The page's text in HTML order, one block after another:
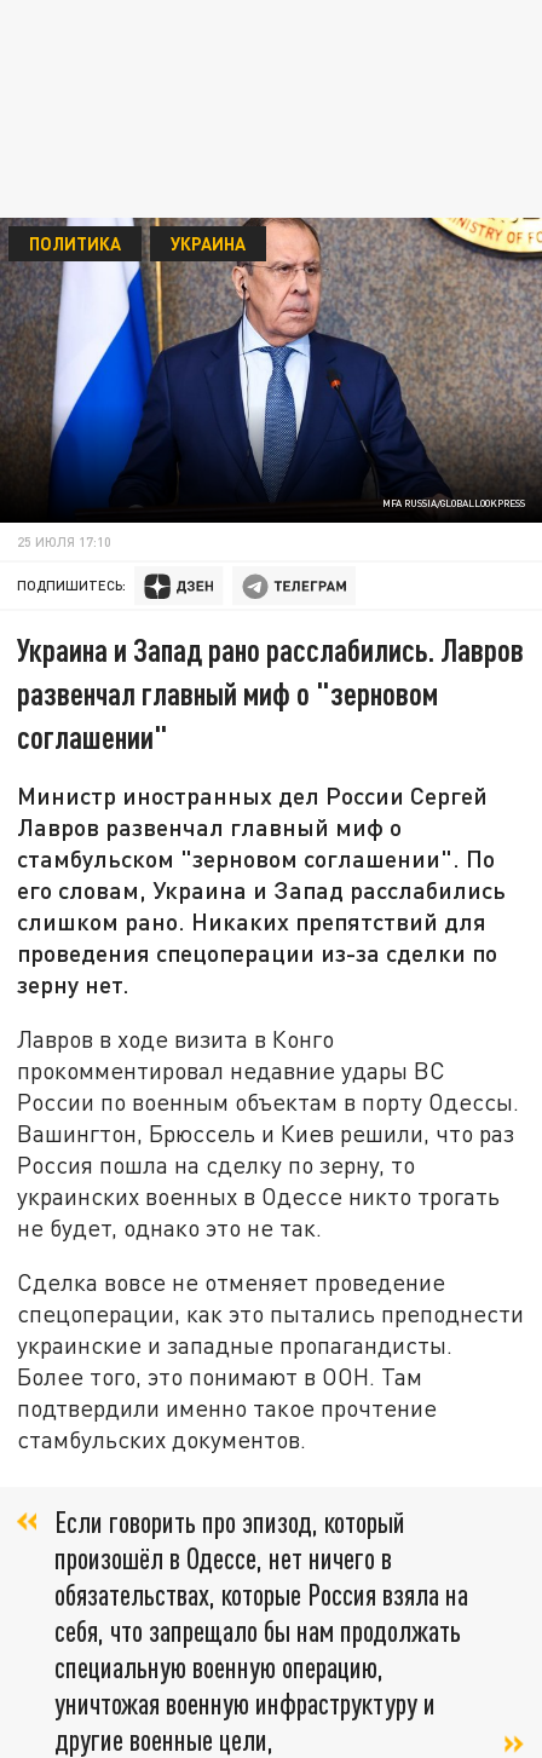
MFA RUSSIA/GLOBALLOOKPRESS
ПОЛИТИКА УКРАИНА
25 ИЮЛЯ 17:10
ПОДПИШИТЕСЬ:
Украина и Запад рано расслабились. Лавров
развенчал главный миф о "зерновом
соглашении"
Министр иностранных дел России Сергей
Лавров развенчал главный миф о
стамбульском "зерновом соглашении". По
его словам, Украина и Запад расслабились
слишком рано. Никаких препятствий для
проведения спецоперации из-за сделки по
зерну нет.
Лавров в ходе визита в Конго
прокомментировал недавние удары ВС
России по военным объектам в порту Одессы.
Вашингтон, Брюссель и Киев решили, что раз
Россия пошла на сделку по зерну, то
украинских военных в Одессе никто трогать
не будет, однако это не так.
Сделка вовсе не отменяет проведение
спецоперации, как это пытались преподнести
украинские и западные пропагандисты.
Более того, это понимают в ООН. Там
подтвердили именно такое прочтение
стамбульских документов.
Если говорить про эпизод, который
произошёл в Одессе, нет ничего в
обязательствах, которые Россия взяла на
себя, что запрещало бы нам продолжать
специальную военную операцию,
уничтожая военную инфраструктуру и
другие военные цели,